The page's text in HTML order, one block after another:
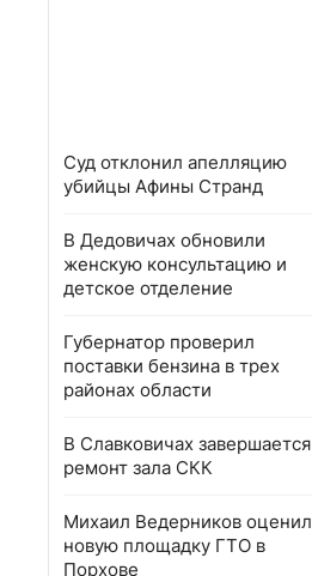
Суд отклонил апелляцию
убийцы Афины Странд
В Дедовичах обновили
женскую консультацию и
детское отделение
Губернатор проверил
поставки бензина в трех
районах области
В Славковичах завершается
ремонт зала СКК
Михаил Ведерников оценил
новую площадку ГТО в
Порхове